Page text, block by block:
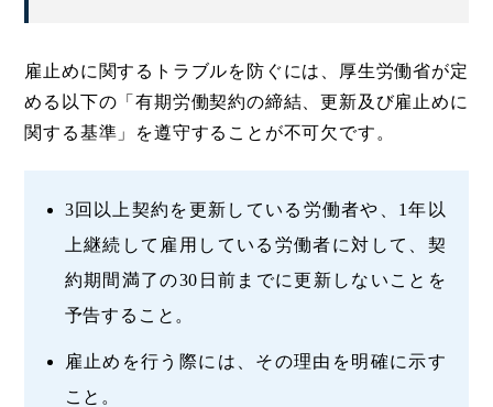
雇止めに関するトラブルを防ぐには、厚生労働省が定
める以下の「有期労働契約の締結、更新及び雇止めに
関する基準」を遵守することが不可欠です。
3回以上契約を更新している労働者や、1年以
上継続して雇用している労働者に対して、契
約期間満了の30日前までに更新しないことを
予告すること。
雇止めを行う際には、その理由を明確に示す
こと。